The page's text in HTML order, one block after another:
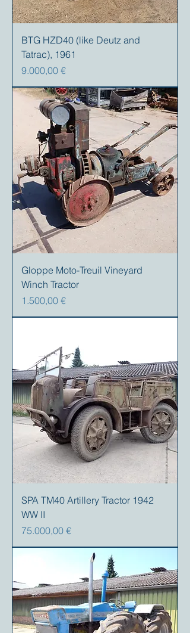
BTG HZD40 (like Deutz and
Tatrac), 1961
Preis
9.000,00 €
Gloppe Moto-Treuil Vineyard
Winch Tractor
Preis
1.500,00 €
SPA TM40 Artillery Tractor 1942
WW II
Preis
75.000,00 €